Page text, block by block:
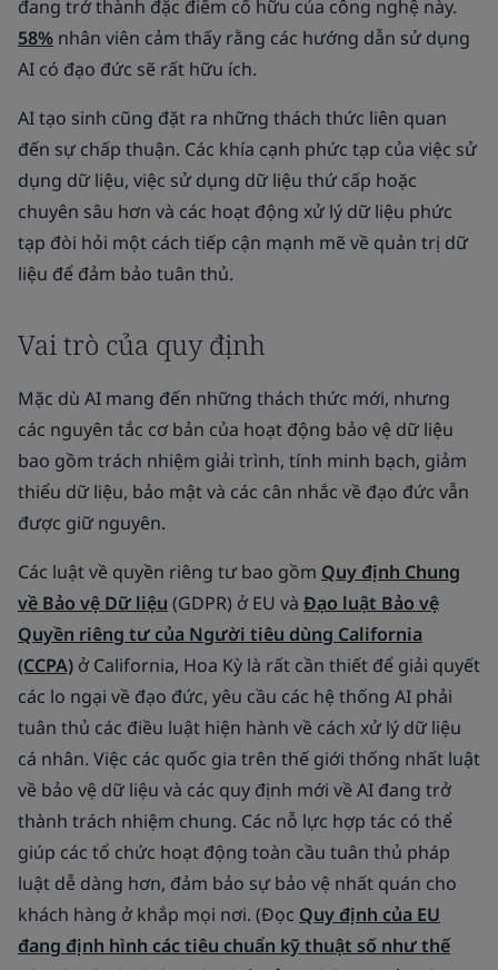
đang trở thành đặc điểm cố hữu của công nghệ này.
58% nhân viên cảm thấy rằng các hướng dẫn sử dụng
AI có đạo đức sẽ rất hữu ích.
AI tạo sinh cũng đặt ra những thách thức liên quan
đến sự chấp thuận. Các khía cạnh phức tạp của việc sử
dụng dữ liệu, việc sử dụng dữ liệu thứ cấp hoặc
chuyên sâu hơn và các hoạt động xử lý dữ liệu phức
tạp đòi hỏi một cách tiếp cận mạnh mẽ về quản trị dữ
liệu để đảm bảo tuân thủ.
Vai trò của quy định
Mặc dù AI mang đến những thách thức mới, nhưng
các nguyên tắc cơ bản của hoạt động bảo vệ dữ liệu
bao gồm trách nhiệm giải trình, tính minh bạch, giảm
thiểu dữ liệu, bảo mật và các cân nhắc về đạo đức vẫn
được giữ nguyên.
Các luật về quyền riêng tư bao gồm Quy định Chung
về Bảo vệ Dữ liệu (GDPR) ở EU và Đạo luật Bảo vệ
Quyền riêng tư của Người tiêu dùng California
(CCPA) ở California, Hoa Kỳ là rất cần thiết để giải quyết
các lo ngại về đạo đức, yêu cầu các hệ thống AI phải
tuân thủ các điều luật hiện hành về cách xử lý dữ liệu
cá nhân. Việc các quốc gia trên thế giới thống nhất luật
về bảo vệ dữ liệu và các quy định mới về AI đang trở
thành trách nhiệm chung. Các nỗ lực hợp tác có thể
giúp các tổ chức hoạt động toàn cầu tuân thủ pháp
luật dễ dàng hơn, đảm bảo sự bảo vệ nhất quán cho
khách hàng ở khắp mọi nơi. (Đọc Quy định của EU
đang định hình các tiêu chuẩn kỹ thuật số như thế